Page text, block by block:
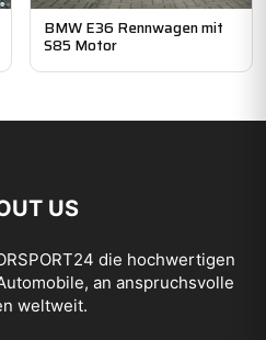
BMW E36 Rennwagen mit
S85 Motor
US
die hochwertigen
an anspruchsvolle
weltweit.